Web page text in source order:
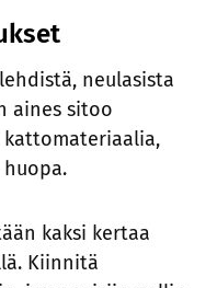
neulasista
aines sitoo
kaksi kertaa
Kiinnitä